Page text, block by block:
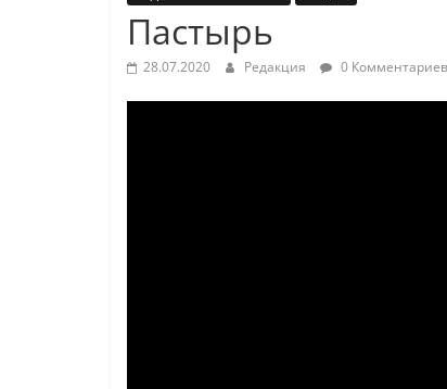
Пастырь
28.07.2020 Редакция 0 Комментариев